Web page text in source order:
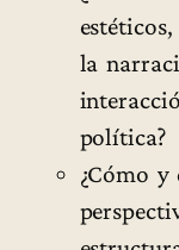
la
política?
¿Cómo